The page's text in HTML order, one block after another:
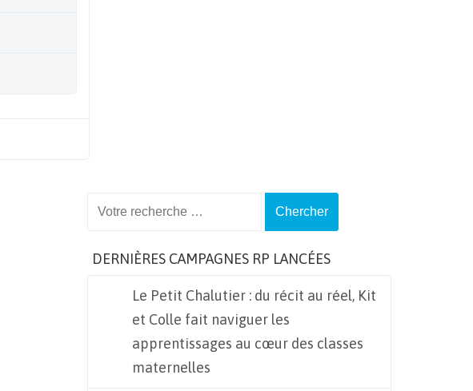
DERNIÈRES CAMPAGNES RP LANCÉES
Le Petit Chalutier : du récit au réel, Kit
et Colle fait naviguer les
apprentissages au cœur des classes
maternelles